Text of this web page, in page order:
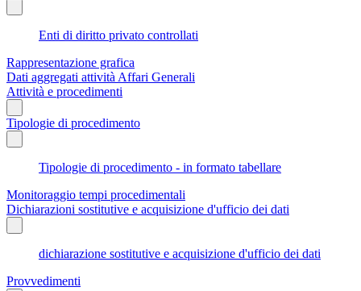
Enti di diritto privato controllati
Rappresentazione grafica
Dati aggregati attività Affari Generali
Attività e procedimenti
Tipologie di procedimento
Tipologie di procedimento - in formato tabellare
Monitoraggio tempi procedimentali
Dichiarazioni sostitutive e acquisizione d'ufficio dei dati
dichiarazione sostitutive e acquisizione d'ufficio dei dati
Provvedimenti